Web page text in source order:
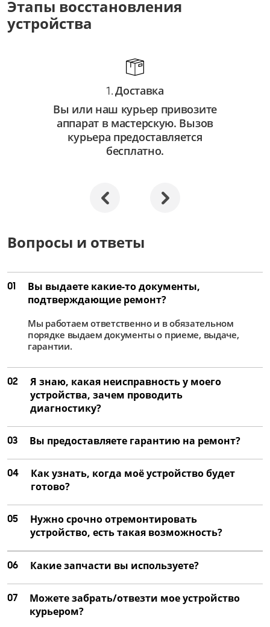
от 3 500 ₽
Восстановление системы
Этапы восстановления
устройства
1.Доставка
Вы или наш курьер привозите
аппарат в мастерскую. Вызов
курьера предоставляется
бесплатно.
Вопросы и ответы
01
Вы выдаете какие-то документы,
подтверждающие ремонт?
Мы работаем ответственно и в обязательном
порядке выдаем документы о приеме, выдаче,
гарантии.
02
Я знаю, какая неисправность у моего
устройства, зачем проводить
диагностику?
03 Вы предоставляете гарантию на ремонт?
04
Как узнать, когда моё устройство будет
готово?
05
Нужно срочно отремонтировать
устройство, есть такая возможность?
06 Какие запчасти вы используете?
07
Можете забрать/отвезти мое устройство
курьером?